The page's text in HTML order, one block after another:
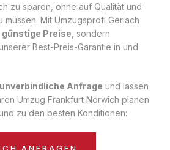
zu sparen, ohne auf Qualität und
Mit Umzugsprofi Gerlach
günstige Preise , sondern
Best-Preis-Garantie in und
unverbindliche Anfrage und lassen
Umzug Frankfurt Norwich planen
zu den besten Konditionen: